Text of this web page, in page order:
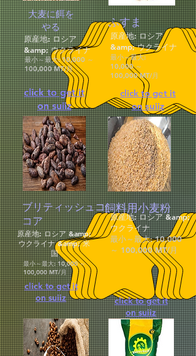
大麦に餌を
やる
原産地: ロシア
&amp; ウクライナ
最小～最大: 10,000 ～
100,000 MT/月
click to get it
on suiiz
ふすま
原産地: ロシア
&amp; ウクライナ
最小～最大:
10,000 ～
100,000 MT/月
click to get it
on suiiz
ブリティッシュコ
コア
原産地: ロシア &amp;
ウクライナ &amp; 米
国
最小～最大: 10,000 ～
100,000 MT/月
飼料用小麦粉
原産地: ロシア &amp;
ウクライナ
最小～最大: 10,000
～ 100,000 MT/月
click to get it
on suiiz
click to get it
on suiiz